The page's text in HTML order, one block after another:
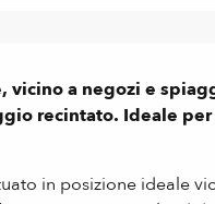
vicino a negozi e
recintato. Ideale
in posizione ideale